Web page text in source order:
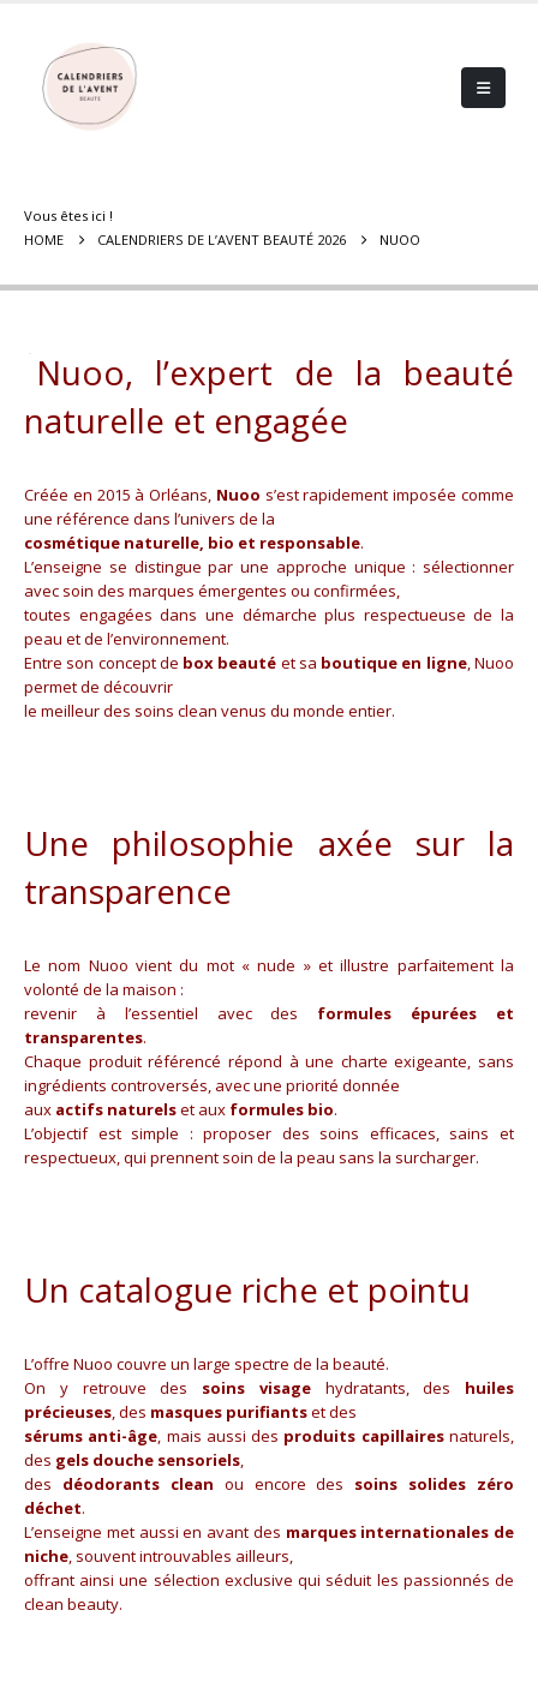
Vous êtes ici !
HOME
CALENDRIERS DE L’AVENT BEAUTÉ 2026 NUOO
Nuoo, l’expert de la beauté
naturelle et engagée
Créée en 2015 à Orléans, Nuoo s’est rapidement imposée comme
une référence dans l’univers de la
cosmétique naturelle, bio et responsable.
L’enseigne se distingue par une approche unique : sélectionner
avec soin des marques émergentes ou confirmées,
toutes engagées dans une démarche plus respectueuse de la
peau et de l’environnement.
Entre son concept de box beauté et sa boutique en ligne, Nuoo
permet de découvrir
le meilleur des soins clean venus du monde entier.
Une philosophie axée sur la
transparence
Le nom Nuoo vient du mot « nude » et illustre parfaitement la
volonté de la maison :
revenir à l’essentiel avec des formules épurées et
transparentes.
Chaque produit référencé répond à une charte exigeante, sans
ingrédients controversés, avec une priorité donnée
aux actifs naturelset aux formules bio.
L’objectif est simple : proposer des soins efficaces, sains et
respectueux, qui prennent soin de la peau sans la surcharger.
Un catalogue riche et pointu
L’offre Nuoo couvre un large spectre de la beauté.
On y retrouve des soins visagehydratants, des huiles
précieuses, des masques purifiantset des
sérums anti-âge, mais aussi des produits capillairesnaturels,
des gels douche sensoriels,
des déodorants clean ou encore des soins solides zéro
déchet.
L’enseigne met aussi en avant des marques internationales de
niche, souvent introuvables ailleurs,
offrant ainsi une sélection exclusive qui séduit les passionnés de
clean beauty.